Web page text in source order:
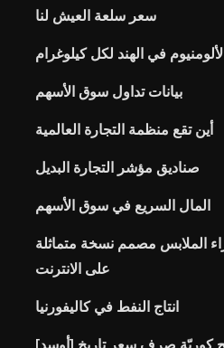
سعر سلعة العيش لنا
في الهند لكل كيلوغرام
بيانات تداول سوق الأسهم
أين تقع منظمة التجارة العالمية
صناديق مؤشر التجارة البديل
المال السريع في سوق الأسهم
الملابس مصمم نسخة متماثلة
على الانترنت
انتاج النفط في كاليفورنيا